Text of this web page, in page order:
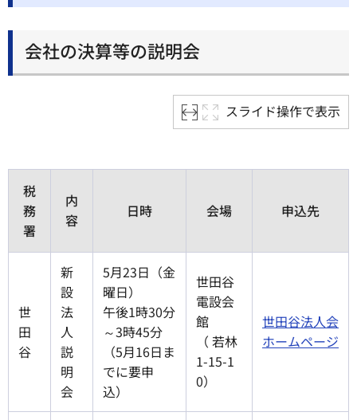
会社の決算等の説明会
スライド操作で表示
税
務
署
内
容
日時 会場 申込先
世
田
谷
新
設
法
人
説
明
会
5月23日（金
曜日）
午後1時30分
～3時45分
（5月16日ま
でに要申
込）
世田谷
電設会
館
（ 若林
1-15-1
0）
世田谷法人会
ホームページ